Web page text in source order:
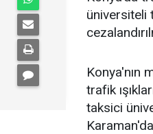
üniversiteli
Konya'nın
trafik
taksici